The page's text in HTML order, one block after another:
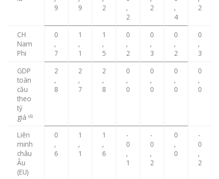
9
9
2
,
2
2
,
4
2
CH
Nam
Phi
0
,
7
1
,
1
1
,
5
0
,
2
0
,
3
0
,
2
0
,
3
GDP
toàn
cầu
theo
tỷ
giá (4)
2
,
8
2
,
7
2
,
8
0
,
0
0
,
0
0
,
0
0
,
0
Liên
minh
châu
Âu
(EU)
0
,
6
1
,
1
1
,
6
-
0
,
1
-
0
,
2
0
,
0
-
0
,
2